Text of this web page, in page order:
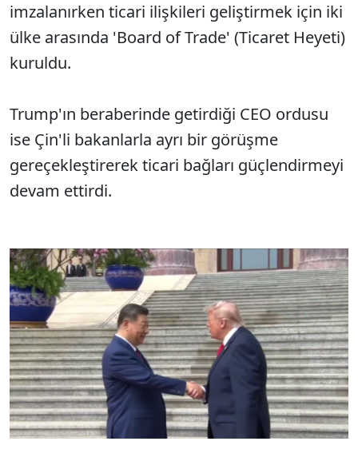
imzalanırken ticari ilişkileri geliştirmek için iki
ülke arasında 'Board of Trade' (Ticaret Heyeti)
kuruldu.
Trump'ın beraberinde getirdiği CEO ordusu
ise Çin'li bakanlarla ayrı bir görüşme
gereçekleştirerek ticari bağları güçlendirmeyi
devam ettirdi.